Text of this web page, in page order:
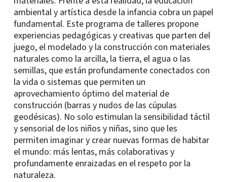
ambiental y artística desde la infancia cobra un papel
fundamental. Este programa de talleres propone
experiencias pedagógicas y creativas que parten del
juego, el modelado y la construcción con materiales
naturales como la arcilla, la tierra, el agua o las
semillas, que están profundamente conectados con
la vida o sistemas que permiten un
aprovechamiento óptimo del material de
construcción (barras y nudos de las cúpulas
geodésicas). No solo estimulan la sensibilidad táctil
y sensorial de los niños y niñas, sino que les
permiten imaginar y crear nuevas formas de habitar
el mundo: más lentas, más colaborativas y
profundamente enraizadas en el respeto por la
naturaleza.